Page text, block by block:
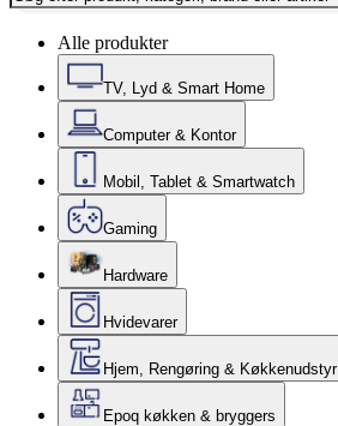
Alle produkter
TV, Lyd & Smart Home
Computer & Kontor
Mobil, Tablet & Smartwatch
Gaming
Hardware
Hvidevarer
Hjem, Rengøring & Køkkenudstyr
Epoq køkken & bryggers